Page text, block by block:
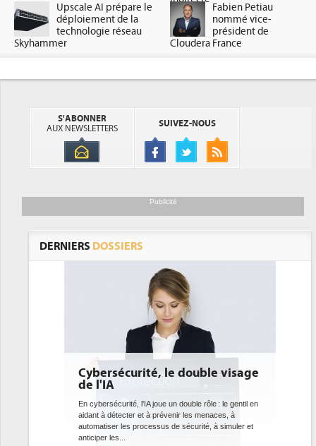
Upscale AI prépare le
déploiement de la
technologie réseau
Skyhammer
Fabien Petiau
nommé vice-
président de
Cloudera France
S'ABONNER
AUX NEWSLETTERS
SUIVEZ-NOUS
Publicité
DERNIERS DOSSIERS
double visage
un double rôle : le gentil en
de sécurité, à simuler et
DEE: l'efficacité énergétique
bientôt une obligation pour les
datacenters
Des datacenters plus durables et plus efficaces, c'est
ce que recherchent les pouvoirs publics européens